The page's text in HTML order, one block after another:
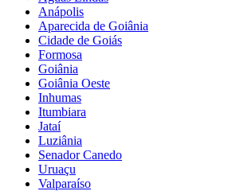
Anápolis
Aparecida de Goiânia
Cidade de Goiás
Formosa
Goiânia
Goiânia Oeste
Inhumas
Itumbiara
Jataí
Luziânia
Senador Canedo
Uruaçu
Valparaíso